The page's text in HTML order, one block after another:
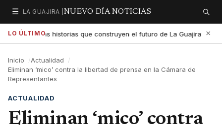
☰
Secciones
LA GUAJIRA | NUEVO DÍA NOTICIAS Buscar
LO ÚLTIMO
exaltar las historias que construyen el futuro de La Guajira5:01 PM
×
Inicio
Actualidad
Eliminan ‘mico’ contra la libertad de prensa en la Cámara de
Representantes
ACTUALIDAD
Eliminan ‘mico’ contra